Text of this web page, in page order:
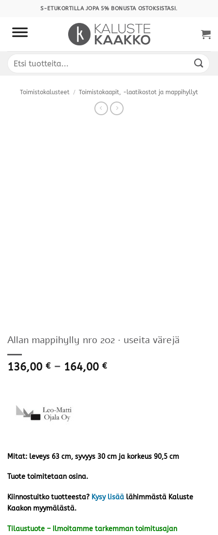
content
S-ETUKORTILLA JOPA 5% BONUSTA OSTOKSISTASI.
Etsi:
Toimistokalusteet / Toimistokaapit, -laatikostot ja mappihyllyt
Allan mappihylly nro 202 · useita värejä
136,00 € – 164,00 €Hintaluokka:
Mitat: leveys 63 cm, syvyys 30 cm ja korkeus 90,5 cm
Tuote toimitetaan osina.
Kiinnostuitko tuotteesta? Kysy lisää lähimmästä Kaluste
Kaakon myymälästä.
Tilaustuote – Ilmoitamme tarkemman toimitusajan